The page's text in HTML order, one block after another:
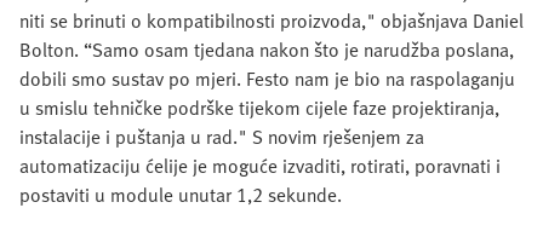
niti se brinuti o kompatibilnosti proizvoda," objašnjava Daniel
Bolton. “Samo osam tjedana nakon što je narudžba poslana,
dobili smo sustav po mjeri. Festo nam je bio na raspolaganju
u smislu tehničke podrške tijekom cijele faze projektiranja,
instalacije i puštanja u rad." S novim rješenjem za
automatizaciju ćelije je moguće izvaditi, rotirati, poravnati i
postaviti u module unutar 1,2 sekunde.